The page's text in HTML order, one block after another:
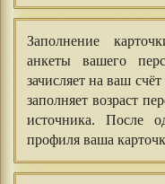
Заполнение
анкеты вашего
зачисляет на ваш
заполняет возраст
источника. После
профиля ваша